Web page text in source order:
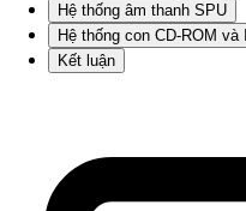
Hệ thống âm thanh SPU
Hệ thống con CD-ROM và
Kết luận